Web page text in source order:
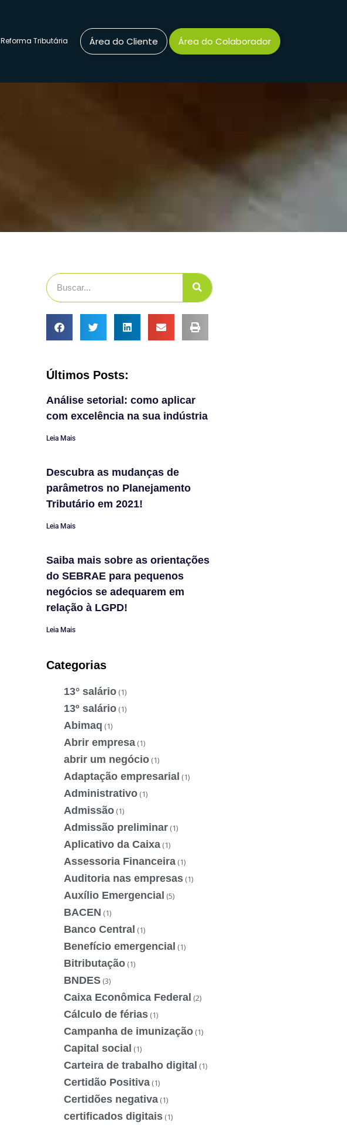
Reforma Tributária Área do Cliente Área do Colaborador
Últimos Posts:
Análise setorial: como aplicar
com excelência na sua indústria
Leia Mais
Descubra as mudanças de
parâmetros no Planejamento
Tributário em 2021!
Leia Mais
Saiba mais sobre as orientações
do SEBRAE para pequenos
negócios se adequarem em
relação à LGPD!
Leia Mais
Categorias
13° salário (1)
13º salário (1)
Abimaq (1)
Abrir empresa (1)
abrir um negócio (1)
Adaptação empresarial (1)
Administrativo (1)
Admissão (1)
Admissão preliminar (1)
Aplicativo da Caixa (1)
Assessoria Financeira (1)
Auditoria nas empresas (1)
Auxílio Emergencial (5)
BACEN (1)
Banco Central (1)
Benefício emergencial (1)
Bitributação (1)
BNDES (3)
Caixa Econômica Federal (2)
Cálculo de férias (1)
Campanha de imunização (1)
Capital social (1)
Carteira de trabalho digital (1)
Certidão Positiva (1)
Certidões negativa (1)
certificados digitais (1)